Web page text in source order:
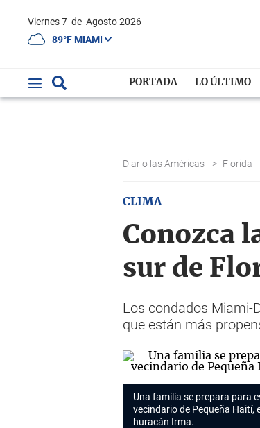
Viernes 7 de Agosto 2026
89°F MIAMI
PORTADA LO ÚLTIMO
Diario las Américas > Florida
CLIMA
Conozca
sur de
Los condados Miami-
que están más
Una familia se prepara para
vecindario de Pequeña Haití,
huracán Irma.